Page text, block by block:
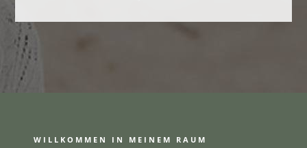
WILLKOMMEN IN MEINEM RAUM